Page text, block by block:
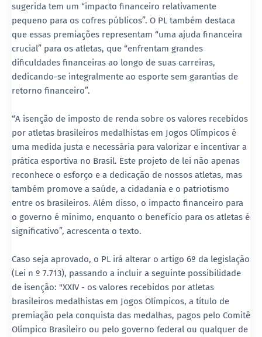
sugerida tem um “impacto financeiro relativamente
pequeno para os cofres públicos”. O PL também destaca
que essas premiações representam “uma ajuda financeira
crucial” para os atletas, que “enfrentam grandes
dificuldades financeiras ao longo de suas carreiras,
dedicando-se integralmente ao esporte sem garantias de
retorno financeiro”.
“A isenção de imposto de renda sobre os valores recebidos
por atletas brasileiros medalhistas em Jogos Olímpicos é
uma medida justa e necessária para valorizar e incentivar a
prática esportiva no Brasil. Este projeto de lei não apenas
reconhece o esforço e a dedicação de nossos atletas, mas
também promove a saúde, a cidadania e o patriotismo
entre os brasileiros. Além disso, o impacto financeiro para
o governo é mínimo, enquanto o benefício para os atletas é
significativo”, acrescenta o texto.
Caso seja aprovado, o PL irá alterar o artigo 6º da legislação
(Lei n º 7.713), passando a incluir a seguinte possibilidade
de isenção: "XXIV - os valores recebidos por atletas
brasileiros medalhistas em Jogos Olímpicos, a título de
premiação pela conquista das medalhas, pagos pelo Comitê
Olímpico Brasileiro ou pelo governo federal ou qualquer de